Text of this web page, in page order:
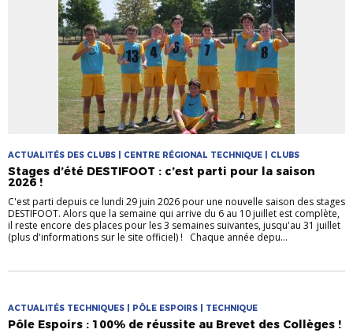
ACTUALITÉS DES CLUBS | CENTRE RÉGIONAL TECHNIQUE | CLUBS
Stages d’été DESTIFOOT : c’est parti pour la saison
2026 !
C'est parti depuis ce lundi 29 juin 2026 pour une nouvelle saison des stages
DESTIFOOT. Alors que la semaine qui arrive du 6 au 10 juillet est complète,
il reste encore des places pour les 3 semaines suivantes, jusqu'au 31 juillet
(plus d'informations sur le site officiel) ! Chaque année depu...
ACTUALITÉS TECHNIQUES | PÔLE ESPOIRS | TECHNIQUE
Pôle Espoirs : 100% de réussite au Brevet des Collèges !